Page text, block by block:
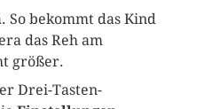
. So bekommt das Kind
das Reh am
größer.
Drei-Tasten-